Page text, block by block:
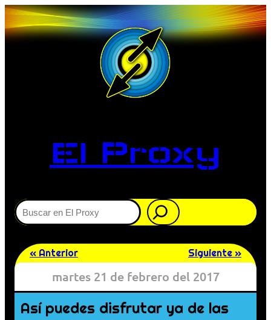
El Proxy
Buscar
« Anterior Siguiente »
martes 21 de febrero del 2017
Así puedes disfrutar ya de las